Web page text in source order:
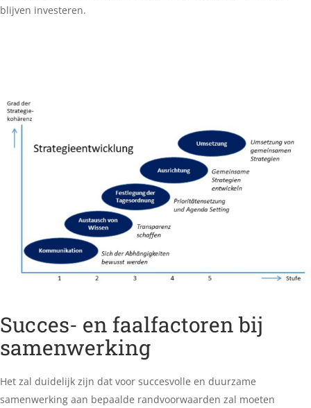
blijven investeren.
Succes- en faalfactoren bij
samenwerking
Het zal duidelijk zijn dat voor succesvolle en duurzame
samenwerking aan bepaalde randvoorwaarden zal moeten